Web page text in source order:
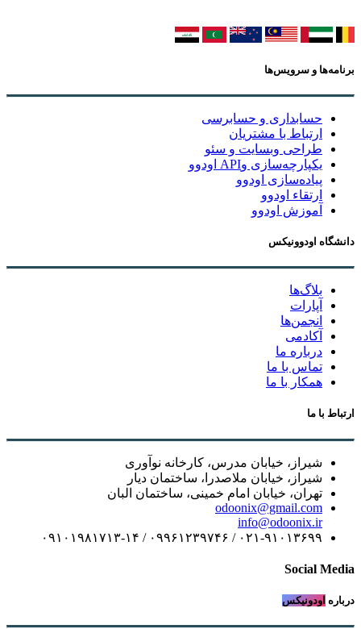
برنامه‌ها و سرویس‌ها
حسابداری و حسابرسی
ارتباط با مشتریان
طراحی وبسایت و سئو
یکپارچه‌سازی وAPI اودوو
پیاده‌سازی اودوو
ارتقاء اودوو
آموزش اودوو
دانشگاه اودوونیکس
بلاگ‌ها
آپارات
انجمن‌ها
آکادمی
درباره ما
تماس با ما
همکار با ما
ارتباط با ما
شیراز، خیابان مدرس، کارخانه نوآوری
شیراز، خیابان ملاصدرا، ساختمان دیار
تهران، خیابان امام خمینی، ساختمان البان
odoonix@gmail.com
info@odoonix.ir
۰۲۱-۹۱۰۱۳۶۹۹ / ۰۹۹۶۱۲۳۹۷۴۶ / ۰۹۱۰۱۹۸۱۷۱۳-۱۴
Social Media
درباره اودونیکس